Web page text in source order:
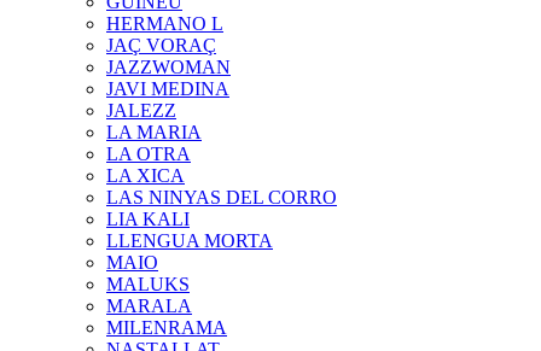
HERMANO L
JAÇ VORAÇ
JAZZWOMAN
JAVI MEDINA
JALEZZ
LA MARIA
LA OTRA
LA XICA
LAS NINYAS DEL CORRO
LIA KALI
LLENGUA MORTA
MAIO
MALUKS
MARALA
MILENRAMA